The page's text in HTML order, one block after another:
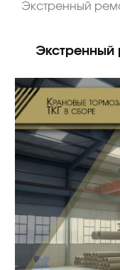
Экстренный
Экстренный